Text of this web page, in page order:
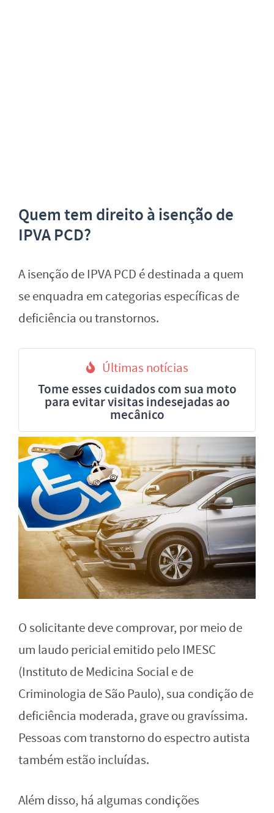
Quem tem direito à isenção de
IPVA PCD?
A isenção de IPVA PCD é destinada a quem
se enquadra em categorias específicas de
deficiência ou transtornos.
Últimas notícias
Tome esses cuidados com sua moto
para evitar visitas indesejadas ao
mecânico
O solicitante deve comprovar, por meio de
um laudo pericial emitido pelo IMESC
(Instituto de Medicina Social e de
Criminologia de São Paulo), sua condição de
deficiência moderada, grave ou gravíssima.
Pessoas com transtorno do espectro autista
também estão incluídas.
Além disso, há algumas condições